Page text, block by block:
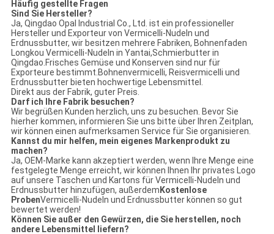
Häufig gestellte Fragen
Sind Sie Hersteller?
Ja, Qingdao Opal Industrial Co., Ltd. ist ein professioneller
Hersteller und Exporteur von Vermicelli-Nudeln und
Erdnussbutter, wir besitzen mehrere Fabriken, Bohnenfaden
Longkou Vermicelli-Nudeln in Yantai,Schmierbutter in
Qingdao.Frisches Gemüse und Konserven sind nur für
Exporteure bestimmt.Bohnenvermicelli, Reisvermicelli und
Erdnussbutter bieten hochwertige Lebensmittel.
Direkt aus der Fabrik, guter Preis.
Darf ich Ihre Fabrik besuchen?
Wir begrüßen Kunden herzlich, uns zu besuchen. Bevor Sie
hierher kommen, informieren Sie uns bitte über Ihren Zeitplan,
wir können einen aufmerksamen Service für Sie organisieren.
Kannst du mir helfen, mein eigenes Markenprodukt zu
machen?
Ja, OEM-Marke kann akzeptiert werden, wenn Ihre Menge eine
festgelegte Menge erreicht, wir können Ihnen Ihr privates Logo
auf unsere Taschen und Kartons für Vermicelli-Nudeln und
Erdnussbutter hinzufügen, außerdemKostenlose
ProbenVermicelli-Nudeln und Erdnussbutter können so gut
bewertet werden!
Können Sie außer den Gewürzen, die Sie herstellen, noch
andere Lebensmittel liefern?